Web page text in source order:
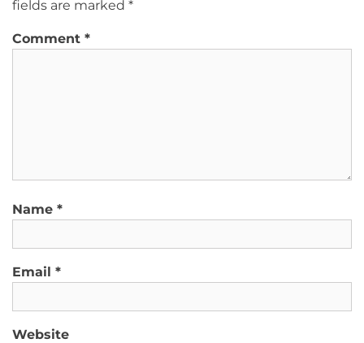
fields are marked *
Comment *
Name *
Email *
Website